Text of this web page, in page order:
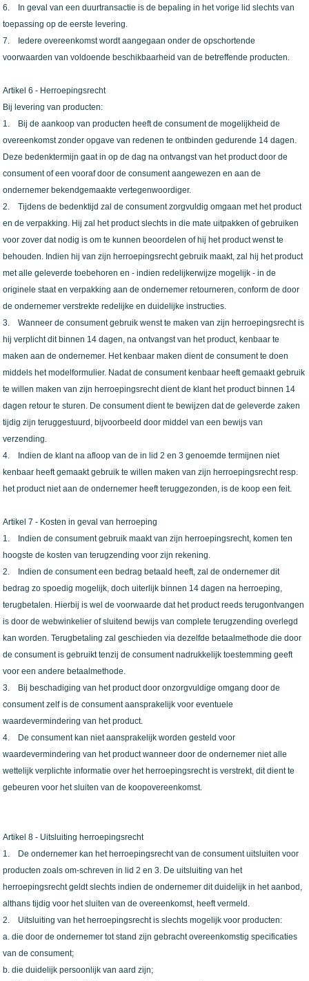
6. In geval van een duurtransactie is de bepaling in het vorige lid slechts van
toepassing op de eerste levering.
7. Iedere overeenkomst wordt aangegaan onder de opschortende
voorwaarden van voldoende beschikbaarheid van de betreffende producten.
Artikel 6 - Herroepingsrecht
Bij levering van producten:
1. Bij de aankoop van producten heeft de consument de mogelijkheid de
overeenkomst zonder opgave van redenen te ontbinden gedurende 14 dagen.
Deze bedenktermijn gaat in op de dag na ontvangst van het product door de
consument of een vooraf door de consument aangewezen en aan de
ondernemer bekendgemaakte vertegenwoordiger.
2. Tijdens de bedenktijd zal de consument zorgvuldig omgaan met het product
en de verpakking. Hij zal het product slechts in die mate uitpakken of gebruiken
voor zover dat nodig is om te kunnen beoordelen of hij het product wenst te
behouden. Indien hij van zijn herroepingsrecht gebruik maakt, zal hij het product
met alle geleverde toebehoren en - indien redelijkerwijze mogelijk - in de
originele staat en verpakking aan de ondernemer retourneren, conform de door
de ondernemer verstrekte redelijke en duidelijke instructies.
3. Wanneer de consument gebruik wenst te maken van zijn herroepingsrecht is
hij verplicht dit binnen 14 dagen, na ontvangst van het product, kenbaar te
maken aan de ondernemer. Het kenbaar maken dient de consument te doen
middels het modelformulier. Nadat de consument kenbaar heeft gemaakt gebruik
te willen maken van zijn herroepingsrecht dient de klant het product binnen 14
dagen retour te sturen. De consument dient te bewijzen dat de geleverde zaken
tijdig zijn teruggestuurd, bijvoorbeeld door middel van een bewijs van
verzending.
4. Indien de klant na afloop van de in lid 2 en 3 genoemde termijnen niet
kenbaar heeft gemaakt gebruik te willen maken van zijn herroepingsrecht resp.
het product niet aan de ondernemer heeft teruggezonden, is de koop een feit.
Artikel 7 - Kosten in geval van herroeping
1. Indien de consument gebruik maakt van zijn herroepingsrecht, komen ten
hoogste de kosten van terugzending voor zijn rekening.
2. Indien de consument een bedrag betaald heeft, zal de ondernemer dit
bedrag zo spoedig mogelijk, doch uiterlijk binnen 14 dagen na herroeping,
terugbetalen. Hierbij is wel de voorwaarde dat het product reeds terugontvangen
is door de webwinkelier of sluitend bewijs van complete terugzending overlegd
kan worden. Terugbetaling zal geschieden via dezelfde betaalmethode die door
de consument is gebruikt tenzij de consument nadrukkelijk toestemming geeft
voor een andere betaalmethode.
3. Bij beschadiging van het product door onzorgvuldige omgang door de
consument zelf is de consument aansprakelijk voor eventuele
waardevermindering van het product.
4. De consument kan niet aansprakelijk worden gesteld voor
waardevermindering van het product wanneer door de ondernemer niet alle
wettelijk verplichte informatie over het herroepingsrecht is verstrekt, dit dient te
gebeuren voor het sluiten van de koopovereenkomst.
Artikel 8 - Uitsluiting herroepingsrecht
1. De ondernemer kan het herroepingsrecht van de consument uitsluiten voor
producten zoals om-schreven in lid 2 en 3. De uitsluiting van het
herroepingsrecht geldt slechts indien de ondernemer dit duidelijk in het aanbod,
althans tijdig voor het sluiten van de overeenkomst, heeft vermeld.
2. Uitsluiting van het herroepingsrecht is slechts mogelijk voor producten:
a. die door de ondernemer tot stand zijn gebracht overeenkomstig specificaties
van de consument;
b. die duidelijk persoonlijk van aard zijn;